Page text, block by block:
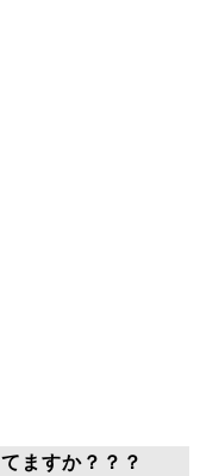
ますか？？？